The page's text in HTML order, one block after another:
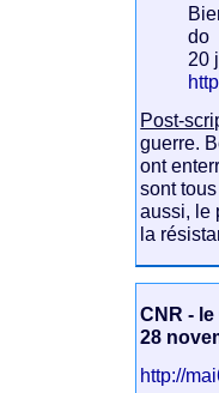
do
20
Post-
guerre.
ont
sont
aussi, le
la
CNR -
28
http://